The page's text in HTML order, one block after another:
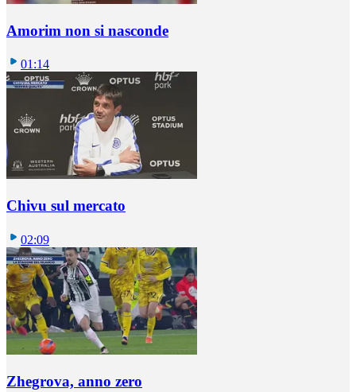
Amorim non si nasconde
01:14
Chivu sul mercato
02:09
Zhegrova, anno zero